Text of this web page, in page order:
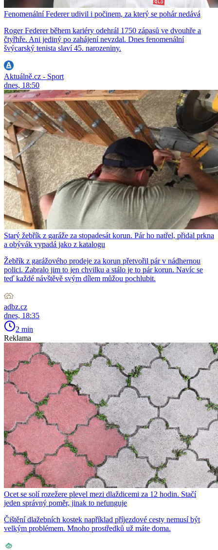
Fenomenální Federer udivil i počinem, za který se pohár nedává
Roger Federer během kariéry odehrál 1750 zápasů ve dvouhře a
čtyřhře. Ani jediný po zahájení nevzdal. Dnes fenomenální
švýcarský tenista slaví 45. narozeniny.
Aktuálně.cz - Sport
dnes, 18:50
Starý žebřík z garáže za stopadesát korun. Pár ho natřel, přidal prkna
a obývák vypadá jako z katalogu
Žebřík z garážového prodeje za korun přetvořil pár v nádhernou
polici. Zabralo jim to jen chvilku a stálo je to pár korun. Navíc se
teď každé návštěvě svým dílem můžou pochlubit.
adbz.cz
dnes, 18:35
2 min
Reklama
Ocet se solí rozežere plevel mezi dlaždicemi za 12 hodin. Stačí
jeden správný poměr, jinak to nefunguje
Čištění dlažebních kostek například příjezdové cesty nemusí být
velkým problémem. Mnoho prostředků už máte doma.